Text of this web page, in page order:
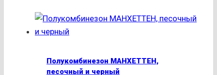
Полукомбинезон МАНХЕТТЕН,
песочный и черный